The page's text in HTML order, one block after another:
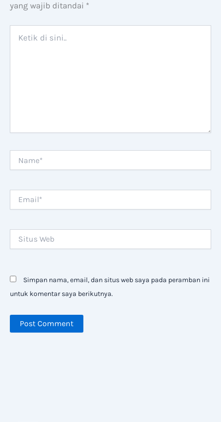
yang wajib ditandai *
Web
Simpan nama, email, dan situs web saya pada peramban ini
untuk komentar saya berikutnya.